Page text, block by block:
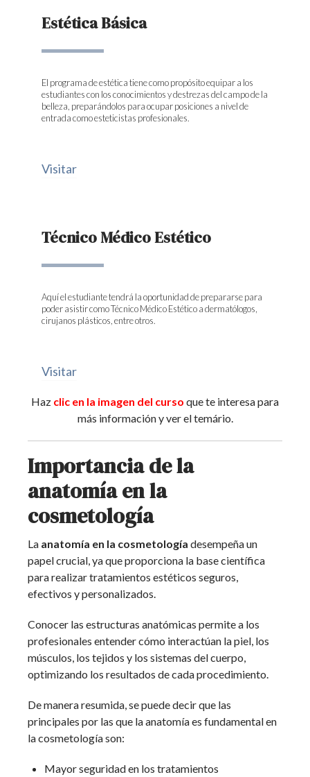
Estética Básica
El programa de estética tiene como propósito equipar a los
estudiantes con los conocimientos y destrezas del campo de la
belleza, preparándolos para ocupar posiciones a nivel de
entrada como esteticistas profesionales.
Visitar
Técnico Médico Estético
Aquí el estudiante tendrá la oportunidad de prepararse para
poder asistir como Técnico Médico Estético a dermatólogos,
cirujanos plásticos, entre otros.
Visitar
Haz clic en la imagen del curso que te interesa para
más información y ver el temário.
Importancia de la
anatomía en la
cosmetología
La anatomía en la cosmetología desempeña un
papel crucial, ya que proporciona la base científica
para realizar tratamientos estéticos seguros,
efectivos y personalizados.
Conocer las estructuras anatómicas permite a los
profesionales entender cómo interactúan la piel, los
músculos, los tejidos y los sistemas del cuerpo,
optimizando los resultados de cada procedimiento.
De manera resumida, se puede decir que las
principales por las que la anatomía es fundamental en
la cosmetología son:
Mayor seguridad en los tratamientos